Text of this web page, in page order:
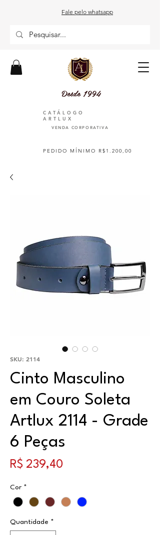
Fale pelo whatsapp
Desde 1994
PEDIDO MÍNIMO R$1.200,00
CATÁLOGO
ARTLUX
VENDA CORPORATIVA
SKU: 2114
Cinto Masculino
em Couro Soleta
Artlux 2114 - Grade
6 Peças
R$ 239,40
Cor *
Quantidade *